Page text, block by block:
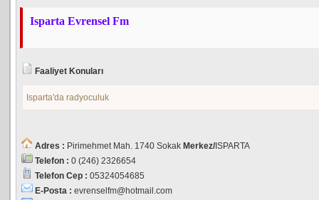
Isparta Evrensel Fm
Faaliyet Konuları
Isparta'da radyoculuk
Adres : Pirimehmet Mah. 1740 Sokak Merkez/ ISPARTA
Telefon : 0 (246) 2326654
Telefon Cep : 05324054685
E-Posta : evrenselfm@hotmail.com